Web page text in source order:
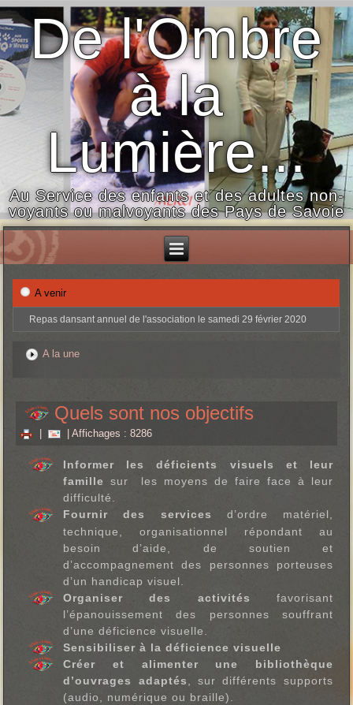
De l'Ombre
à la
Lumière...
Au Service des enfants et des adultes non-
voyants ou malvoyants des Pays de Savoie
A venir
Repas dansant annuel de l'association le samedi 29 février 2020
A la une
Quels sont nos objectifs
| Affichages : 8286
Informer les déficients visuels et leur
famille sur les moyens de faire face à leur
difficulté.
Fournir des services d’ordre matériel,
technique, organisationnel répondant au
besoin d’aide, de soutien et
d’accompagnement des personnes porteuses
d’un handicap visuel.
Organiser des activités favorisant
l’épanouissement des personnes souffrant
d’une déficience visuelle.
Sensibiliser à la déficience visuelle
Créer et alimenter une bibliothèque
d’ouvrages adaptés, sur différents supports
(audio, numérique ou braille).